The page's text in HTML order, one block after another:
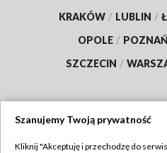
KRAKÓW / LUBLIN /
OPOLE / POZNAŃ
SZCZECIN /
Szanujemy Twoją prywatność
Kliknij "Akceptuję i przechodzę do